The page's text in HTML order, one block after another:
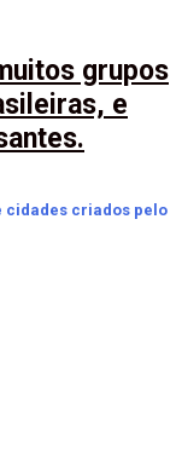
grupos
e
cidades criados pelo